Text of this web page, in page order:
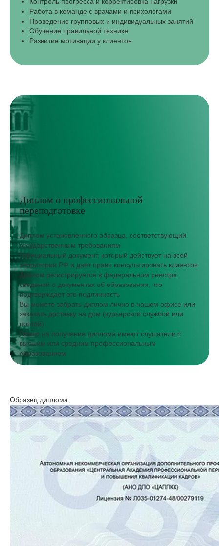
Работа в команде с врачами и психологами
Проведение групповых и индивидуальных занятий
Обучение правильной технике
Развитие мотивации у клиентов
Диплом о профессиональной
переподготовке
Диплом установленного образца, соответствующий
государственным требованиям
Официальный документ, который действует на всей
территории РФ и даёт право консультировать клиентов
Диплом регистрируется в федеральном реестре
сведений о документах об образовании, что
подтверждает его подлинность
Вы можете забрать диплом лично в нашем офисе или
заказать доставку на дом (курьерской службой или
почтой)
Право на получение диплома имеют слушатели с
высшим или средним профессиональным
образованием
Образец диплома